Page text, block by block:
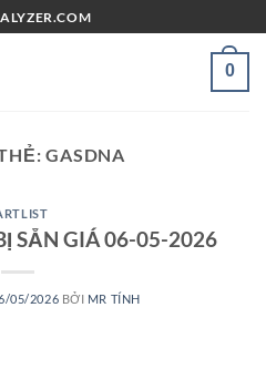
0
GASDNA
SẴN GIÁ 06-05-2026
05/2026 BỞI MR TÍNH